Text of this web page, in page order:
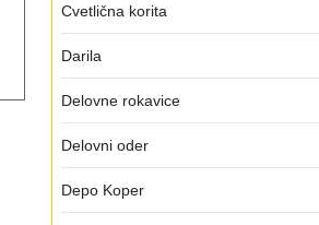
Cvetlična korita
Darila
Delovne rokavice
Delovni oder
Depo Koper